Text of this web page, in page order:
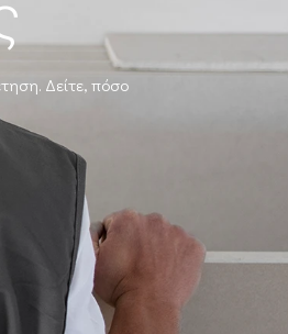
Δείτε, πόσο